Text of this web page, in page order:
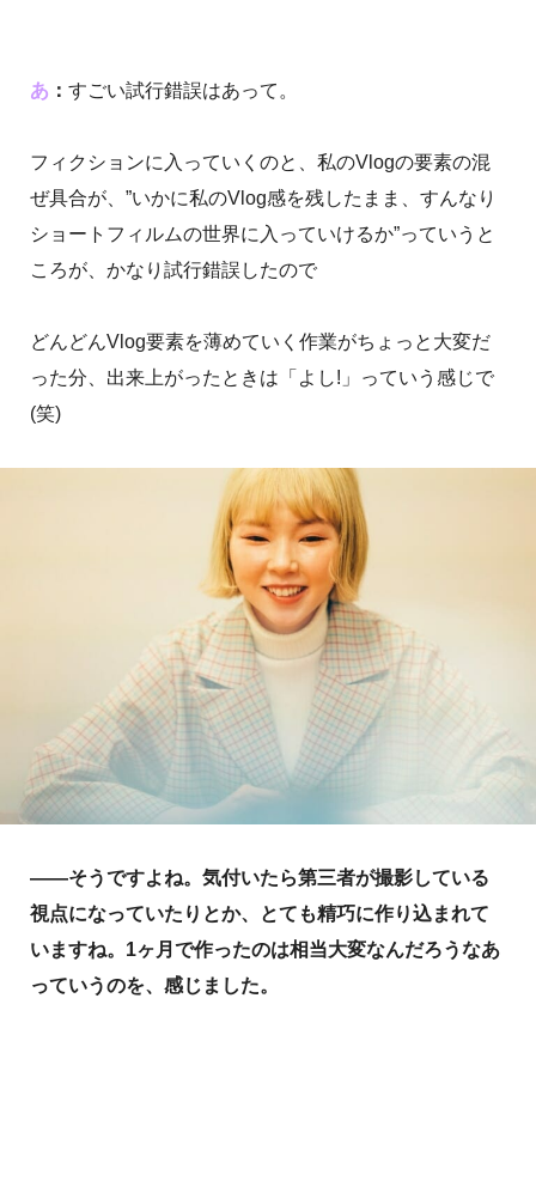
あ ： すごい試行錯誤はあって。
フィクションに入っていくのと、私のVlogの要素の混
ぜ具合が、”いかに私のVlog感を残したまま、すんなり
ショートフィルムの世界に入っていけるか”っていうと
ころが、かなり試行錯誤したので
どんどんVlog要素を薄めていく作業がちょっと大変だ
った分、出来上がったときは「よし!」っていう感じで
(笑)
――そうですよね。気付いたら第三者が撮影している
視点になっていたりとか、とても精巧に作り込まれて
いますね。1ヶ月で作ったのは相当大変なんだろうなあ
っていうのを、感じました。